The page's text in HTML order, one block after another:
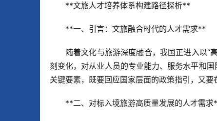
**文旅人才培养体系构建路径探析**
**一、引言：文旅融合时代的人才需求**
随着文化与旅游深度融合，我国正进入以“
刻变化，对从业人员的专业能力、服务水平和
关键要素，既要回应国家层面的政策指引，又要
**二、对标入境旅游高质量发展的人才需求